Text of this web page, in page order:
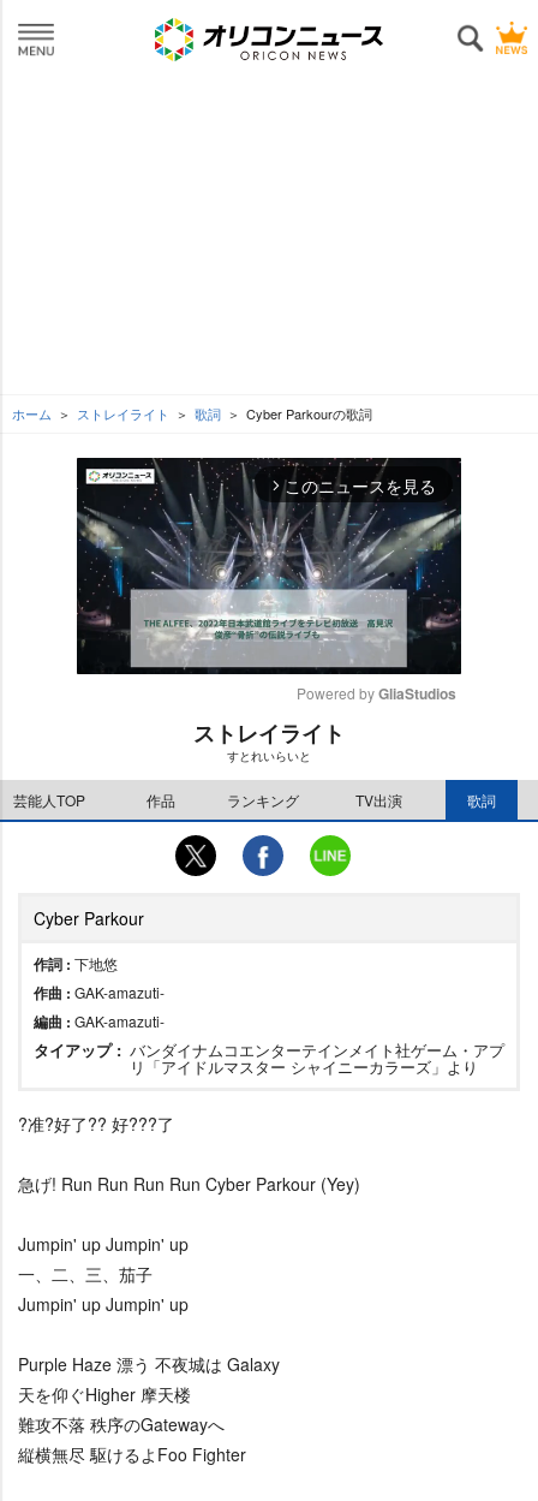
ホーム ストレイライト 歌詞 Cyber Parkourの歌詞
arrow_forward_ios このニュースを見る
e
Powered by GliaStudios
ストレイライト
すとれいらいと
芸能人TOP 作品 ランキング TV出演 歌詞
Cyber Parkour
作詞 : 下地悠
作曲 : GAK-amazuti-
編曲 : GAK-amazuti-
タイアップ : バンダイナムコエンターテインメイト社ゲーム・アプ
リ「アイドルマスター シャイニーカラーズ」より
?准?好了?? 好???了
急げ! Run Run Run Run Cyber Parkour (Yey)
Jumpin' up Jumpin' up
一、二、三、茄子
Jumpin' up Jumpin' up
Purple Haze 漂う 不夜城は Galaxy
天を仰ぐHigher 摩天楼
難攻不落 秩序のGatewayへ
縦横無尽 駆けるよFoo Fighter